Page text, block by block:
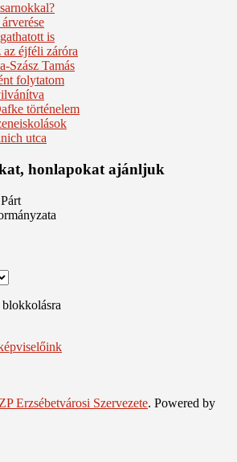
is
éjféli záróra
Szász Tamás
folytatom
történelem
utca
honlapokat ajánljuk
Erzsébetvárosi Szervezete. Powered by